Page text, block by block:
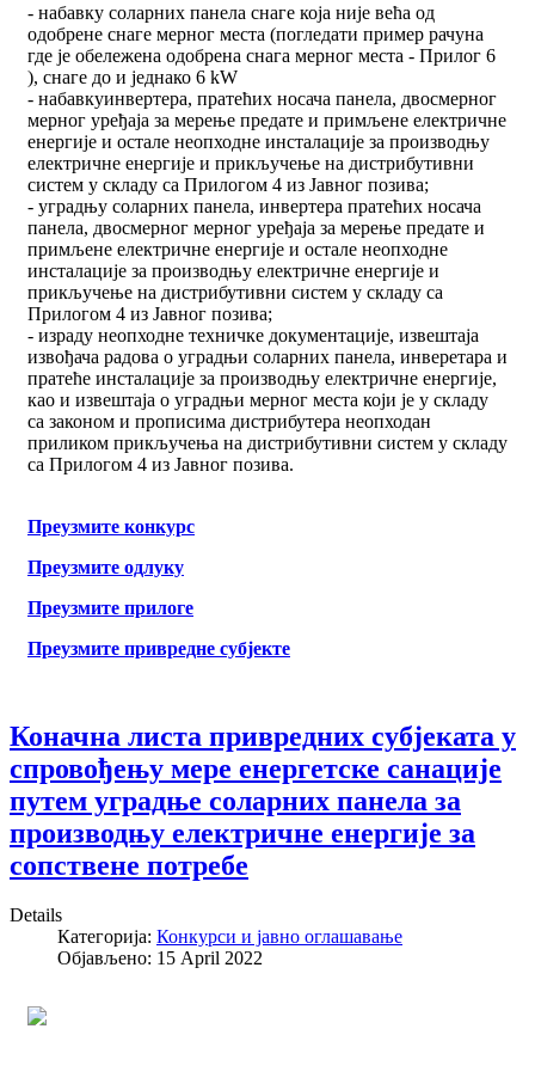
- набавку соларних панела снаге која није већа од
одобрене снаге мерног места (погледати пример рачуна
где је обележена одобрена снага мерног места - Прилог 6
), снаге до и једнако 6 kW
- набавкуинвертера, пратећих носача панела, двосмерног
мерног уређаја за мерење предате и примљене електричне
енергије и остале неопходне инсталације за производњу
електричне енергије и прикључење на дистрибутивни
систем у складу са Прилогом 4 из Јавног позива;
- уградњу соларних панела, инвертера пратећих носача
панела, двосмерног мерног уређаја за мерење предате и
примљене електричне енергије и остале неопходне
инсталације за производњу електричне енергије и
прикључење на дистрибутивни систем у складу са
Прилогом 4 из Јавног позива;
- израду неопходне техничке документације, извештаја
извођача радова о уградњи соларних панела, инверетара и
пратеће инсталације за производњу електричне енергије,
као и извештаја о уградњи мерног места који је у складу
са законом и прописима дистрибутера неопходан
приликом прикључења на дистрибутивни систем у складу
са Прилогом 4 из Јавног позива.
Преузмите конкурс
Преузмите одлуку
Преузмите прилоге
Преузмите привредне субјекте
Коначна листа привредних субјеката у
спровођењу мере енергетске санације
путем уградње соларних панела за
производњу електричне енергије за
сопствене потребе
Details
Категорија: Конкурси и јавно оглашавање
Објављено: 15 April 2022